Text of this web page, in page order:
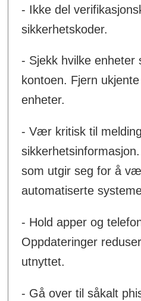
- Ikke del
sikkerhetskoder.
- Sjekk hvilke enheter
kontoen. Fjern
enheter.
- Vær kritisk til
som utgir seg for å
automatiserte
- Hold apper og
Oppdateringer
utnyttet.
- Gå over til såkalt